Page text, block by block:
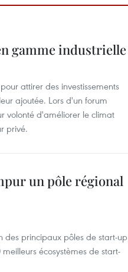
gamme industrielle
attirer des investissements
ajoutée. Lors d'un forum
volonté d'améliorer le climat
privé.
un pôle régional
principaux pôles de start-up
écosystèmes de start-